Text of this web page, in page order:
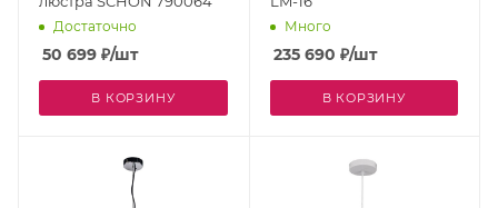
Достаточно
50 699 ₽/шт
В КОРЗИНУ
Много
235 690 ₽/шт
В КОРЗИНУ